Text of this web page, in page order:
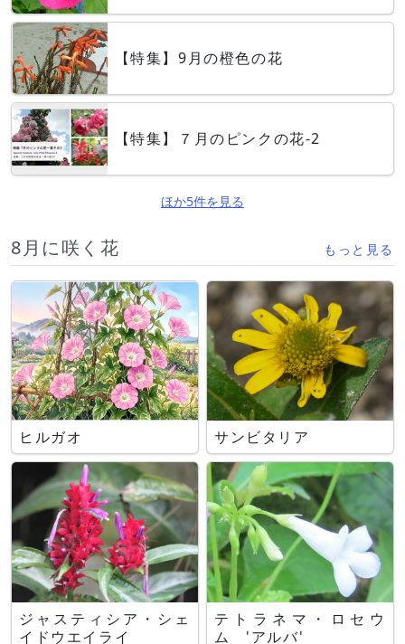
【特集】9月の橙色の花
【特集】７月のピンクの花-2
ほか5件を見る
8月に咲く花 もっと見る
ヒルガオ サンビタリア
ジャスティシア・シェ
イドウエイライ
テトラネマ・ロセウ
ム 'アルバ'